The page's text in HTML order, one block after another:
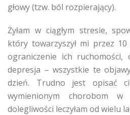
głowy (tzw. ból rozpierający).
Żyłam w ciągłym stresie,
który towarzyszył mi przez
ograniczenie ich
depresja – wszystkie te
dzień. Trudno jest opisać
wymienionym chorobom w
dolegliwości leczyłam od wielu